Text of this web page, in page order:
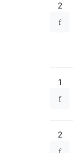
2
1
2